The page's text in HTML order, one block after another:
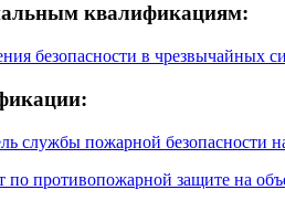
квалификациям:
безопасности в чрезвычайных
службы пожарной безопасности
по противопожарной защите на